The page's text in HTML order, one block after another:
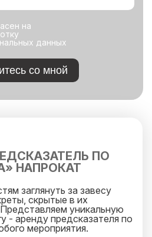
на
данных
со мной
ПО
НАПРОКАТ
заглянуть за завесу
скрытые в их
уникальную
- аренду предсказателя по
мероприятия.